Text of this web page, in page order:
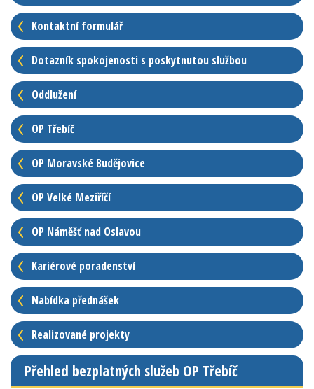
Kontaktní formulář
Dotazník spokojenosti s poskytnutou službou
Oddlužení
OP Třebíč
OP Moravské Budějovice
OP Velké Meziříčí
OP Náměšť nad Oslavou
Kariérové poradenství
Nabídka přednášek
Realizované projekty
Přehled bezplatných služeb OP Třebíč